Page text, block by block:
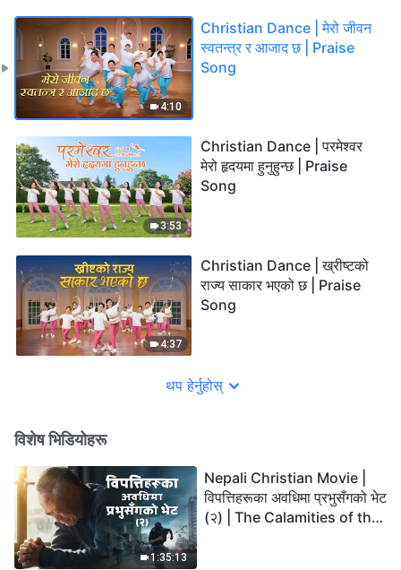
4:10
Christian Dance | मेरो जीवन
स्वतन्त्र र आजाद छ | Praise
Song
3:53
Christian Dance | परमेश्‍वर
मेरो हृदयमा हुनुहुन्छ | Praise
Song
4:37
Christian Dance | ख्रीष्टको
राज्य साकार भएको छ | Praise
Song
थप हेर्नुहोस्
विशेष भिडियोहरू
1:35:13
Nepali Christian Movie |
विपत्तिहरूका अवधिमा प्रभुसँगको भेट
(२) | The Calamities of the